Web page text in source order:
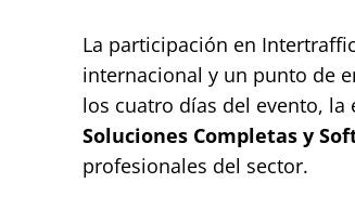
La participación en
internacional y un punto de
los cuatro días del evento,
Soluciones Completas y
profesionales del sector.